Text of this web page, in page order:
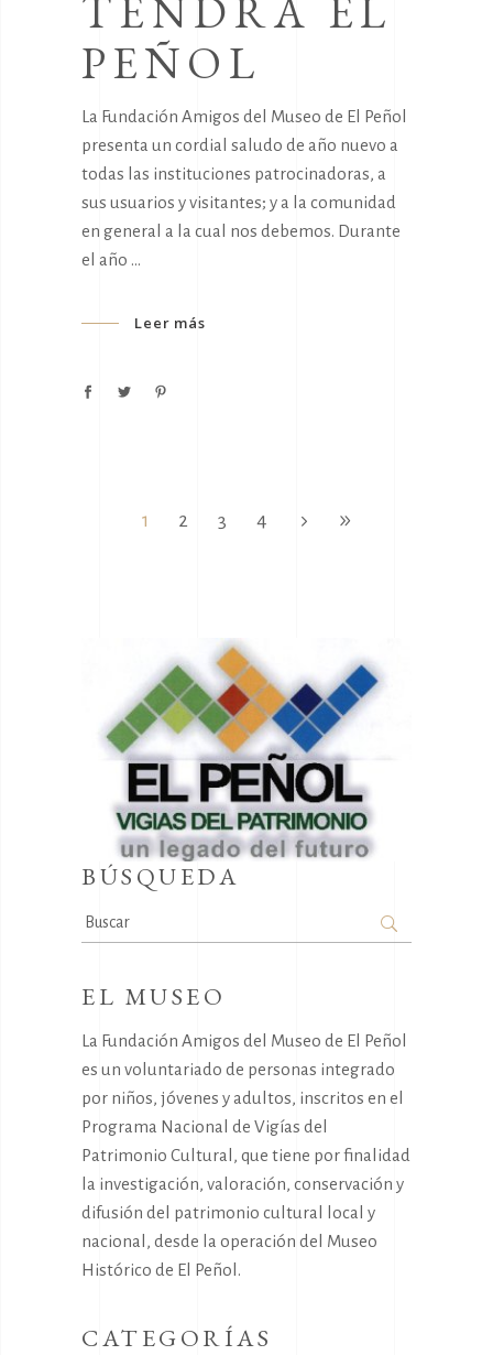
TENDRÁ EL
PEÑOL
La Fundación Amigos del Museo de El Peñol
presenta un cordial saludo de año nuevo a
todas las instituciones patrocinadoras, a
sus usuarios y visitantes; y a la comunidad
en general a la cual nos debemos. Durante
el año
Leer más
1 2 3 4
BÚSQUEDA
Search
for:
EL MUSEO
La Fundación Amigos del Museo de El Peñol
es un voluntariado de personas integrado
por niños, jóvenes y adultos, inscritos en el
Programa Nacional de Vigías del
Patrimonio Cultural, que tiene por finalidad
la investigación, valoración, conservación y
difusión del patrimonio cultural local y
nacional, desde la operación del Museo
Histórico de El Peñol.
CATEGORÍAS